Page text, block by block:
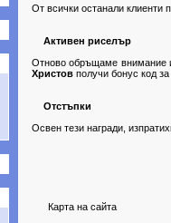
От всички останали клиенти
Активен риселър
Отново обръщаме внимание
Христов получи бонус код за
Отстъпки
Освен тези награди,
Карта на сайта